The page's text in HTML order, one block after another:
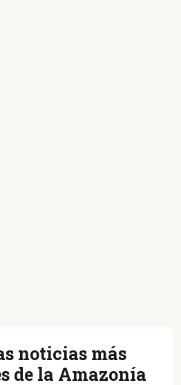
noticias más
de la Amazonía